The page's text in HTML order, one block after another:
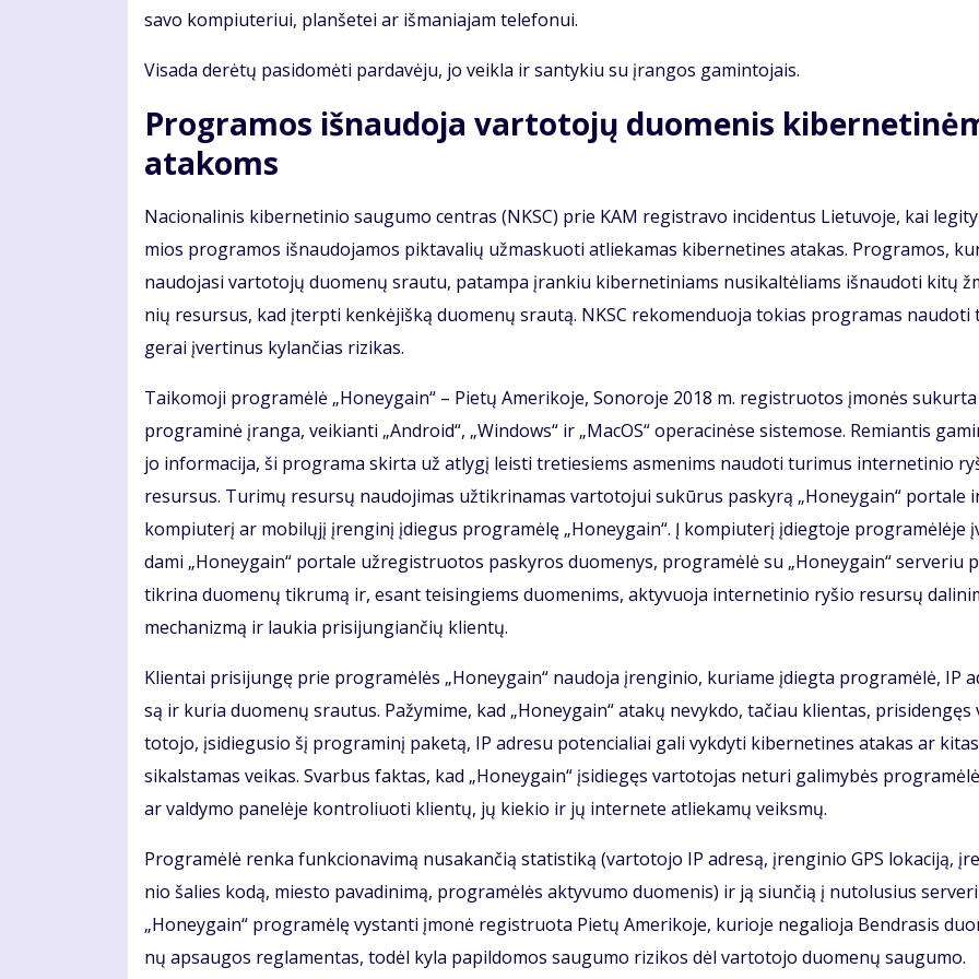
sa­vo kom­piu­te­riui, plan­še­tei ar iš­ma­nia­jam te­le­fo­nui.
Vi­sa­da de­rė­tų pa­si­do­mė­ti par­da­vė­ju, jo veik­la ir san­ty­kiu su įran­gos ga­min­to­jais.
Pro­gra­mos iš­nau­do­ja var­to­to­jų duo­me­nis
ata­koms
Na­cio­na­li­nis ki­ber­ne­ti­nio sau­gu­mo cen­tras (NKSC) prie KAM re­gist­ra­vo in­ci­den­tus Lie­tu­vo­je, kai
mios pro­gra­mos iš­nau­do­ja­mos pik­ta­va­lių už­mas­kuo­ti at­lie­ka­mas ki­ber­ne­ti­nes ata­kas. Pro­gra­mos,
nau­do­ja­si var­to­to­jų duo­me­nų srau­tu, pa­tam­pa įran­kiu ki­ber­ne­ti­niams nu­si­kal­tė­liams iš­nau­do­ti ki­tų
nių re­sur­sus, kad įterp­ti ken­kė­jiš­ką duo­me­nų srau­tą. NKSC re­ko­men­duo­ja to­kias pro­gra­mas nau­do­ti
ge­rai įver­ti­nus ky­lan­čias ri­zi­kas.
Tai­ko­mo­ji pro­gra­mė­lė „Ho­ne­y­gain“ – Pie­tų Ame­ri­ko­je, So­no­ro­je 2018 m. re­gist­ruo­tos įmo­nės su­kur­ta
pro­gra­mi­nė įran­ga, vei­kian­ti „An­droid“, „Win­dows“ ir „Ma­cOS“ ope­ra­ci­nė­se sis­te­mo­se. Re­mian­tis
jo in­for­ma­ci­ja, ši pro­gra­ma skir­ta už at­ly­gį leis­ti tre­tie­siems as­me­nims nau­do­ti tu­ri­mus in­ter­ne­ti­nio
re­sur­sus. Tu­ri­mų re­sur­sų nau­do­ji­mas už­tik­ri­na­mas var­to­to­jui su­kū­rus pa­sky­rą „Ho­ne­y­gain“ por­ta­le
kom­piu­te­rį ar mo­bi­lų­jį įren­gi­nį įdie­gus pro­gra­mė­lę „Ho­ne­y­gain“. Į kom­piu­te­rį įdieg­to­je pro­gra­mė­lė­je
da­mi „Ho­ne­y­gain“ por­ta­le už­re­gist­ruo­tos pa­sky­ros duo­me­nys, pro­gra­mė­lė su „Ho­ne­y­gain“ ser­ve­riu
tik­ri­na duo­me­nų tik­ru­mą ir, esant tei­sin­giems duo­me­nims, ak­ty­vuo­ja in­ter­ne­ti­nio ry­šio re­sur­sų
me­cha­niz­mą ir lau­kia pri­si­jun­gian­čių klien­tų.
Klien­tai pri­si­jun­gę prie pro­gra­mė­lės „Ho­ne­y­gain“ nau­do­ja įren­gi­nio, ku­ria­me įdieg­ta pro­gra­mė­lė, IP
są ir ku­ria duo­me­nų srau­tus. Pa­žy­mi­me, kad „Ho­ne­y­gain“ ata­kų ne­vyk­do, ta­čiau klien­tas,
to­to­jo, įsi­die­gu­sio šį pro­gra­mi­nį pa­ke­tą, IP ad­re­su po­ten­cia­liai ga­li vyk­dy­ti ki­ber­ne­ti­nes ata­kas ar
si­kals­ta­mas vei­kas. Svar­bus fak­tas, kad „Ho­ne­y­gain“ įsi­die­gęs var­to­to­jas ne­tu­ri ga­li­my­bės
ar val­dy­mo pa­ne­lė­je kon­tro­liuo­ti klien­tų, jų kie­kio ir jų in­ter­ne­te at­lie­ka­mų veiks­mų.
Pro­gra­mė­lė ren­ka funk­cio­na­vi­mą nu­sa­kan­čią sta­tis­ti­ką (var­to­to­jo IP ad­re­są, įren­gi­nio GPS lo­ka­ci­ją,
nio ša­lies ko­dą, mies­to pa­va­di­ni­mą, pro­gra­mė­lės ak­ty­vu­mo duo­me­nis) ir ją siun­čią į nu­to­lu­sius
„Ho­ne­y­gain“ pro­gra­mė­lę vys­tan­ti įmo­nė re­gist­ruo­ta Pie­tų Ame­ri­ko­je, ku­rio­je ne­ga­lio­ja Ben­dra­sis
nų ap­sau­gos reg­la­men­tas, to­dėl ky­la pa­pil­do­mos sau­gu­mo ri­zi­kos dėl var­to­to­jo duo­me­nų sau­gu­mo.